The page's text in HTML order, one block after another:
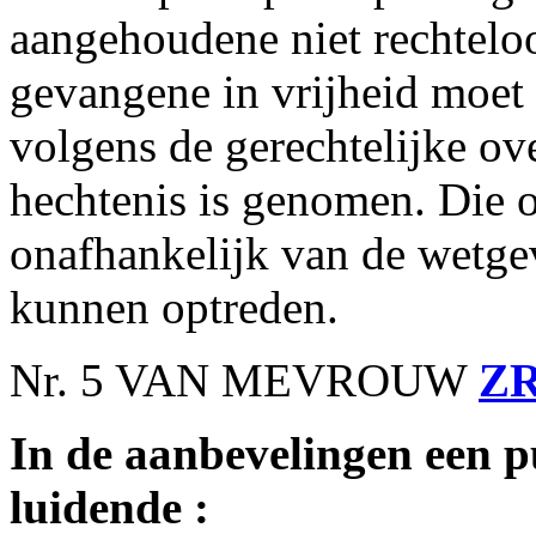
aangehoudene niet
gevangene in vrijheid
volgens de gerechtelijke
hechtenis is genomen. Die
onafhankelijk van de
kunnen optreden.
Nr. 5 VAN MEVROUW
In de aanbevelingen een
luidende :